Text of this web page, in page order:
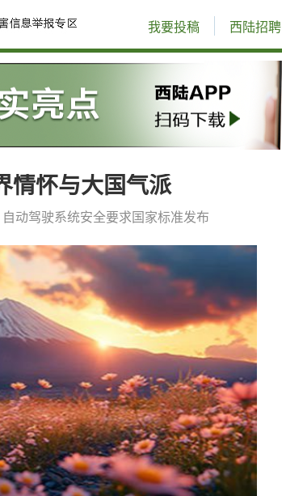
我要投稿 西陆招聘
情怀与大国气派
自动驾驶系统安全要求国家标准发布